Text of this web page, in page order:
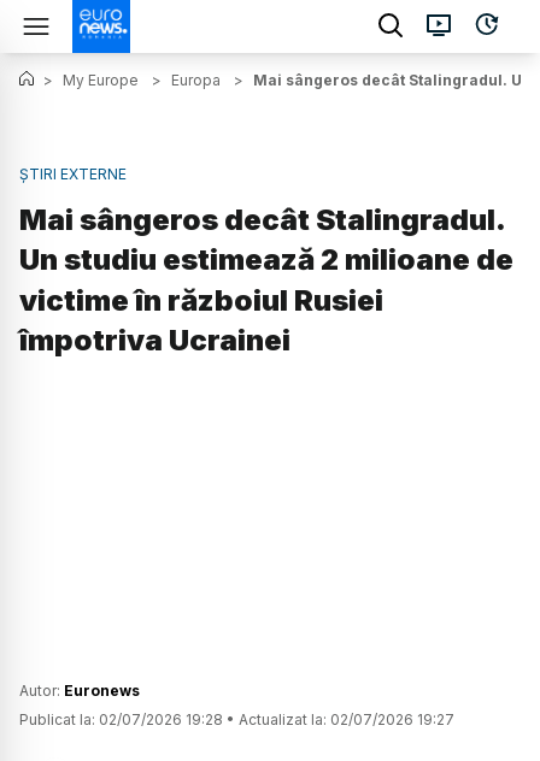
> My Europe > Europa > Mai sângeros decât Stalingradul.
ȘTIRI EXTERNE
Mai sângeros decât Stalingradul.
Un studiu estimează 2 milioane de
victime în războiul Rusiei
împotriva Ucrainei
Autor: Euronews
Publicat la: 02/07/2026 19:28 • Actualizat la: 02/07/2026 19:27